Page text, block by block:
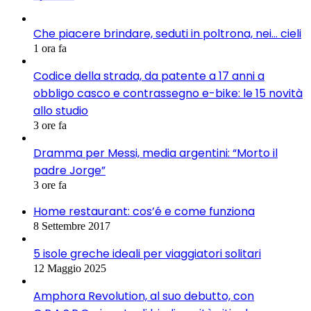
Che piacere brindare, seduti in poltrona, nei… cieli
1 ora fa
Codice della strada, da patente a 17 anni a
obbligo casco e contrassegno e-bike: le 15 novità
allo studio
3 ore fa
Dramma per Messi, media argentini: “Morto il
padre Jorge”
3 ore fa
Home restaurant: cos’é e come funziona
8 Settembre 2017
5 isole greche ideali per viaggiatori solitari
12 Maggio 2025
Amphora Revolution, al suo debutto, con